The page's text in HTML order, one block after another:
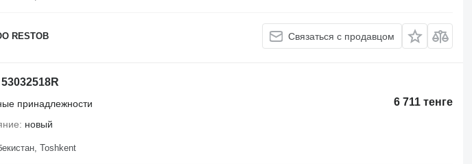
RESTOB Связаться с продавцом
6 711 тенге
принадлежности
новый
Тоshkent